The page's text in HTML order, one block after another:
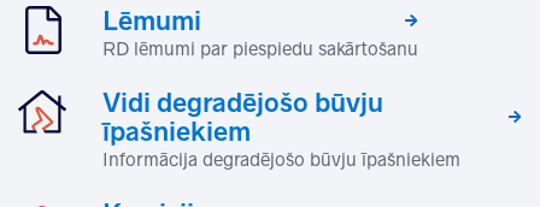
Lēmumi
RD lēmumi par piespiedu sakārtošanu
Vidi degradējošo būvju
īpašniekiem
Informācija degradējošo būvju īpašniekiem